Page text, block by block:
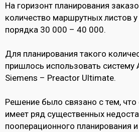
На горизонт планирования
количество маршрутных листов у
порядка 30 000 – 40 000.
Для планирования такого
пришлось использовать систему
Siemens – Preactor Ultimate.
Решение было связано с тем, что
имеет ряд существенных
пооперационного планирования